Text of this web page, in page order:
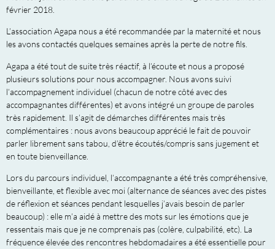
février 2018.
L’association Agapa nous a été recommandée par la maternité et nous
les avons contactés quelques semaines après la perte de notre fils.
Agapa a été tout de suite très réactif, à l’écoute et nous a proposé
plusieurs solutions pour nous accompagner. Nous avons suivi
l’accompagnement individuel (chacun de notre côté avec des
accompagnantes différentes) et avons intégré un groupe de paroles
très rapidement. Il s’agit de démarches différentes mais très
complémentaires : nous avons beaucoup apprécié le fait de pouvoir
parler librement sans tabou, d’être écoutés/compris sans jugement et
en toute bienveillance.
Lors du parcours individuel, l’accompagnante a été très compréhensive,
bienveillante, et flexible avec moi (alternance de séances avec des pistes
de réflexion et séances pendant lesquelles j’avais besoin de parler
beaucoup) : elle m’a aidé à mettre des mots sur les émotions que je
ressentais mais que je ne comprenais pas (colère, culpabilité, etc). La
fréquence élevée des rencontres hebdomadaires a été essentielle pour